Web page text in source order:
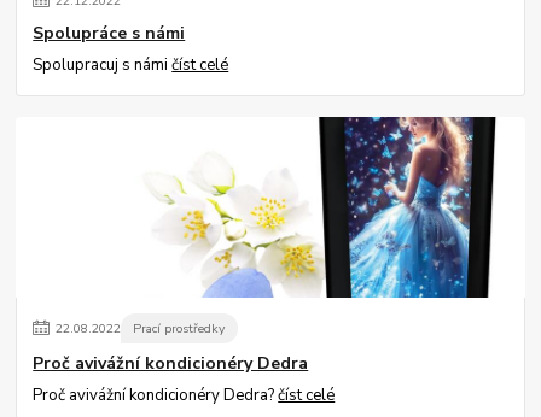
Spolupráce s námi
Spolupracuj s námičíst celé
22.08.2022 Prací prostředky
Proč avivážní kondicionéry Dedra
Proč avivážní kondicionéry Dedra?číst celé